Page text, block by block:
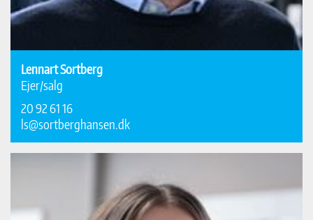
Lennart Sortberg
Ejer/salg
20 92 61 16
ls@sortberghansen.dk